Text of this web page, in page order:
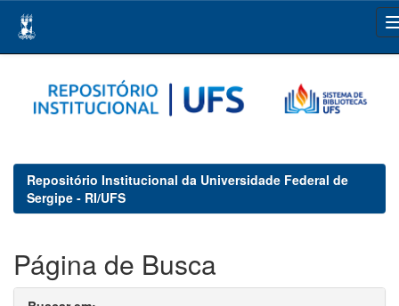
navigation
Repositório Institucional da Universidade Federal de
Sergipe - RI/UFS
Página de Busca